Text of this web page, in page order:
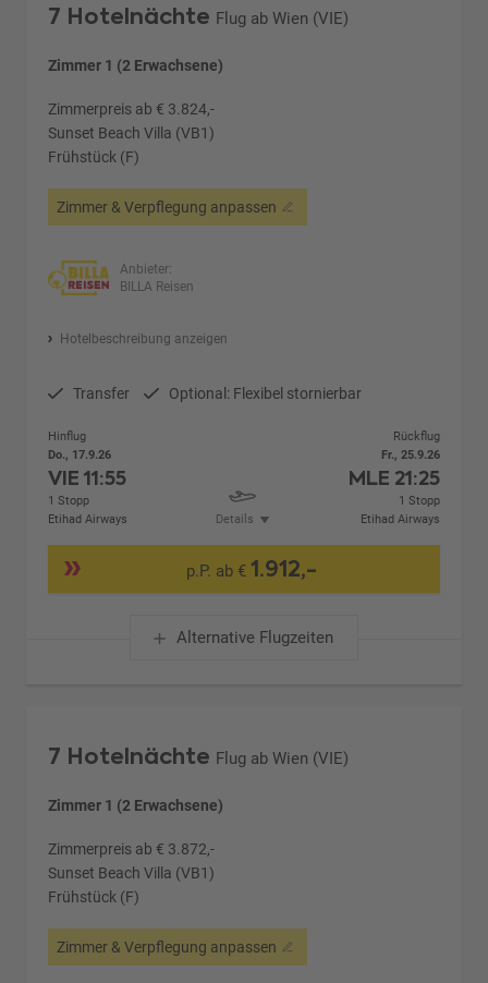
7 Hotelnächte Flug ab Wien (VIE)
Zimmer 1 (2 Erwachsene)
Zimmerpreis ab € 3.824,-
Sunset Beach Villa (VB1)
Frühstück (F)
Zimmer & Verpflegung anpassen
Anbieter:
BILLA Reisen
Hotelbeschreibung anzeigen
Transfer Optional: Flexibel stornierbar
Hinflug
Do., 17.9.26
VIE11:55
1 Stopp
Etihad Airways
Details
Rückflug
Fr., 25.9.26
MLE 21:25
1 Stopp
Etihad Airways
p.P. ab €1.912,-
Alternative Flugzeiten
7 Hotelnächte Flug ab Wien (VIE)
Zimmer 1 (2 Erwachsene)
Zimmerpreis ab € 3.872,-
Sunset Beach Villa (VB1)
Frühstück (F)
Zimmer & Verpflegung anpassen